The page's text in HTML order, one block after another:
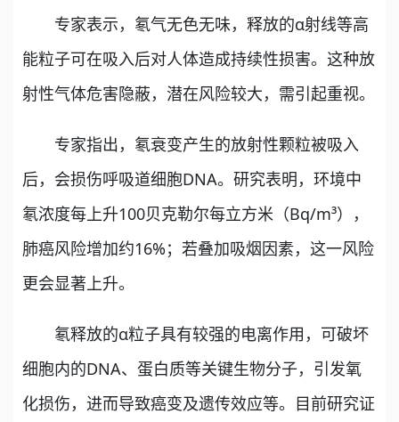
专家表示，氡气无色无味，释放的α射线等高
能粒子可在吸入后对人体造成持续性损害。这种放
射性气体危害隐蔽，潜在风险较大，需引起重视。
专家指出，氡衰变产生的放射性颗粒被吸入
后，会损伤呼吸道细胞DNA。研究表明，环境中
氡浓度每上升100贝克勒尔每立方米（Bq/m³），
肺癌风险增加约16%；若叠加吸烟因素，这一风险
更会显著上升。
氡释放的α粒子具有较强的电离作用，可破坏
细胞内的DNA、蛋白质等关键生物分子，引发氧
化损伤，进而导致癌变及遗传效应等。目前研究证